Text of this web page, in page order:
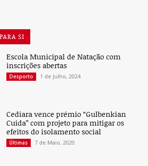
SI
Escola Municipal de Natação com
inscrições abertas
Desporto 1 de Julho, 2024
Cediara vence prémio “Gulbenkian
Cuida” com projeto para mitigar os
efeitos do isolamento social
Últimas 7 de Maio, 2020